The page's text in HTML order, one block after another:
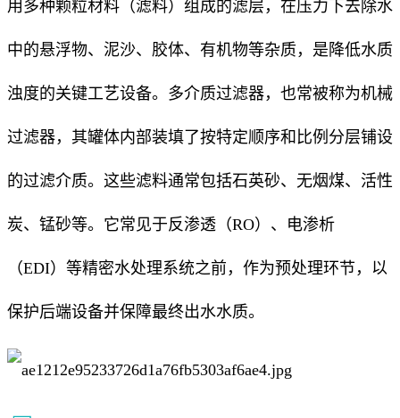
用多种颗粒材料（滤料）组成的滤层，在压力下去除水
中的悬浮物、泥沙、胶体、有机物等杂质，是降低水质
浊度的关键工艺设备。多介质过滤器，也常被称为机械
过滤器，其罐体内部装填了按特定顺序和比例分层铺设
的过滤介质。这些滤料通常包括石英砂、无烟煤、活性
炭、锰砂等。它常见于反渗透（RO）、电渗析
（EDI）等精密水处理系统之前，作为预处理环节，以
保护后端设备并保障最终出水水质。